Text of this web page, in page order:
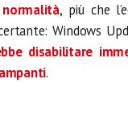
, più che
Windows
disabilitare
.